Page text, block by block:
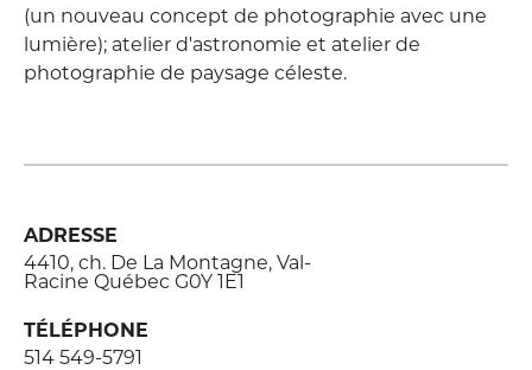
(un nouveau concept de photographie avec une
lumière); atelier d'astronomie et atelier de
photographie de paysage céleste.
ADRESSE
4410, ch. De La Montagne, Val-
Racine Québec G0Y 1E1
TÉLÉPHONE
514 549-5791